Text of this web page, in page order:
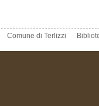
Comune di Terlizzi